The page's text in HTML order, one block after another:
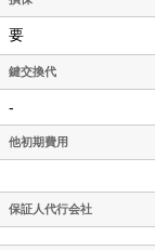
要
鍵交換代
-
他初期費用
保証人代行会社